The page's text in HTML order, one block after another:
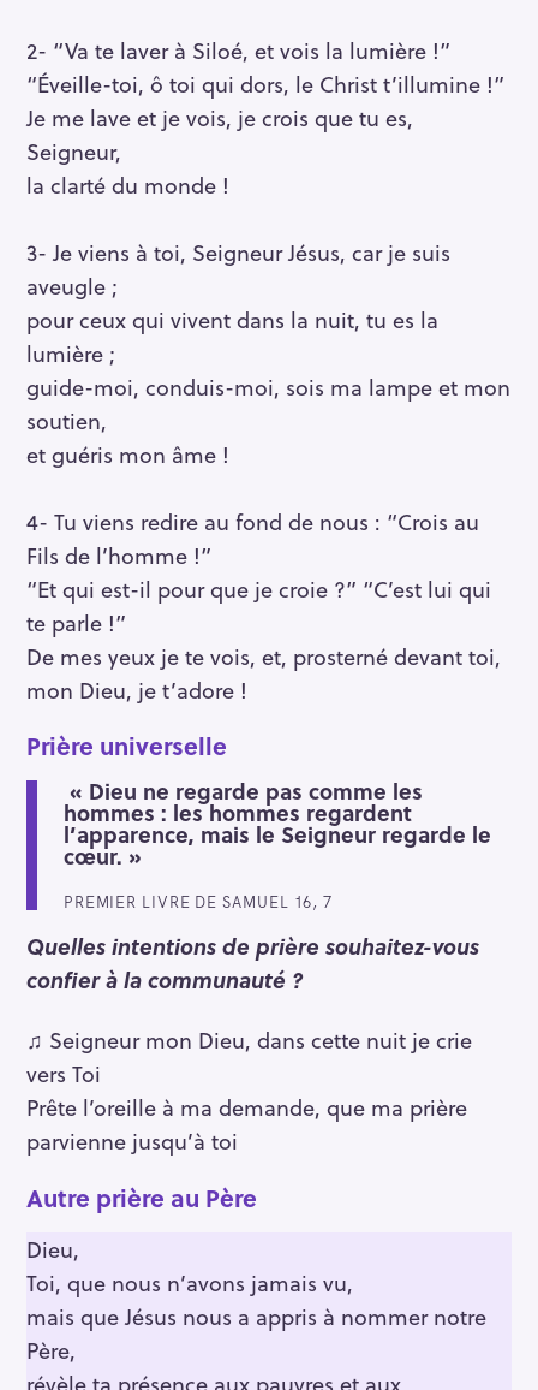
2- “Va te laver à Siloé, et vois la lumière !”
“Éveille-toi, ô toi qui dors, le Christ t’illumine !”
Je me lave et je vois, je crois que tu es,
Seigneur,
la clarté du monde !
3- Je viens à toi, Seigneur Jésus, car je suis
aveugle ;
pour ceux qui vivent dans la nuit, tu es la
lumière ;
guide-moi, conduis-moi, sois ma lampe et mon
soutien,
et guéris mon âme !
4- Tu viens redire au fond de nous : “Crois au
Fils de l’homme !”
“Et qui est-il pour que je croie ?” “C’est lui qui
te parle !”
De mes yeux je te vois, et, prosterné devant toi,
mon Dieu, je t’adore !
Prière universelle
« Dieu ne regarde pas comme les
hommes : les hommes regardent
l’apparence, mais le Seigneur regarde le
cœur. »
PREMIER LIVRE DE SAMUEL 16, 7
Quelles intentions de prière souhaitez-vous
confier à la communauté ?
♫ Seigneur mon Dieu, dans cette nuit je crie
vers Toi
Prête l’oreille à ma demande, que ma prière
parvienne jusqu’à toi
Autre prière au Père
Dieu,
Toi, que nous n’avons jamais vu,
mais que Jésus nous a appris à nommer notre
Père,